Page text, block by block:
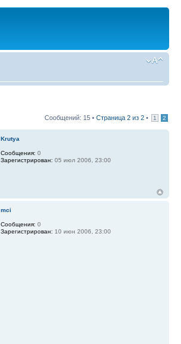
Сообщений: 15 • Страница 2 из 2 • 1 2
Krutya
Сообщения: 0
Зарегистрирован: 05 июл 2006, 23:00
mci
Сообщения: 0
Зарегистрирован: 10 июн 2006, 23:00